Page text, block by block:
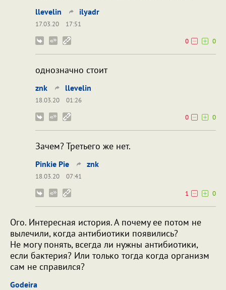
llevelin ilyadr
17.03.20
17:51
0
0
однозначно стоит
znk llevelin
18.03.20
01:26
0
0
Зачем? Третьего же нет.
Pinkie Pie znk
18.03.20
07:41
1
0
Ого. Интересная история. А почему ее потом не
вылечили, когда антибиотики появились?
Не могу понять, всегда ли нужны антибиотики,
если бактерия? Или только тогда когда организм
сам не справился?
Godeira